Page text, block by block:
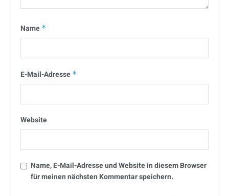
Name *
E-Mail-Adresse *
Website
Name, E-Mail-Adresse und Website in diesem Browser
für meinen nächsten Kommentar speichern.